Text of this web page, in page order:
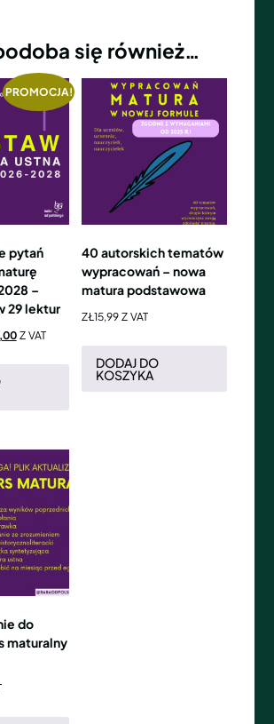
się również…
PROMOCJA!
pytań
–
29 lektur
Z VAT
40 autorskich tematów
wypracowań – nowa
matura podstawowa
ZŁ15,99 Z VAT
DODAJ DO
KOSZYKA
do
maturalny